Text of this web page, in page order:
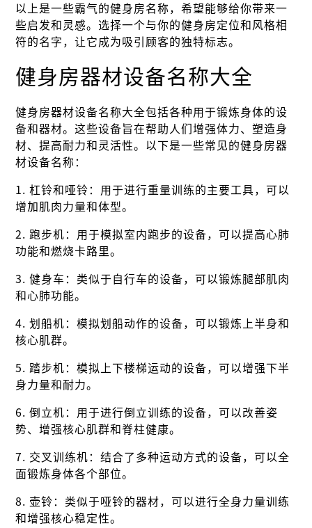
以上是一些霸气的健身房名称，希望能够给你带来一
些启发和灵感。选择一个与你的健身房定位和风格相
符的名字，让它成为吸引顾客的独特标志。
健身房器材设备名称大全
健身房器材设备名称大全包括各种用于锻炼身体的设
备和器材。这些设备旨在帮助人们增强体力、塑造身
材、提高耐力和灵活性。以下是一些常见的健身房器
材设备名称：
1. 杠铃和哑铃：用于进行重量训练的主要工具，可以
增加肌肉力量和体型。
2. 跑步机：用于模拟室内跑步的设备，可以提高心肺
功能和燃烧卡路里。
3. 健身车：类似于自行车的设备，可以锻炼腿部肌肉
和心肺功能。
4. 划船机：模拟划船动作的设备，可以锻炼上半身和
核心肌群。
5. 踏步机：模拟上下楼梯运动的设备，可以增强下半
身力量和耐力。
6. 倒立机：用于进行倒立训练的设备，可以改善姿
势、增强核心肌群和脊柱健康。
7. 交叉训练机：结合了多种运动方式的设备，可以全
面锻炼身体各个部位。
8. 壶铃：类似于哑铃的器材，可以进行全身力量训练
和增强核心稳定性。